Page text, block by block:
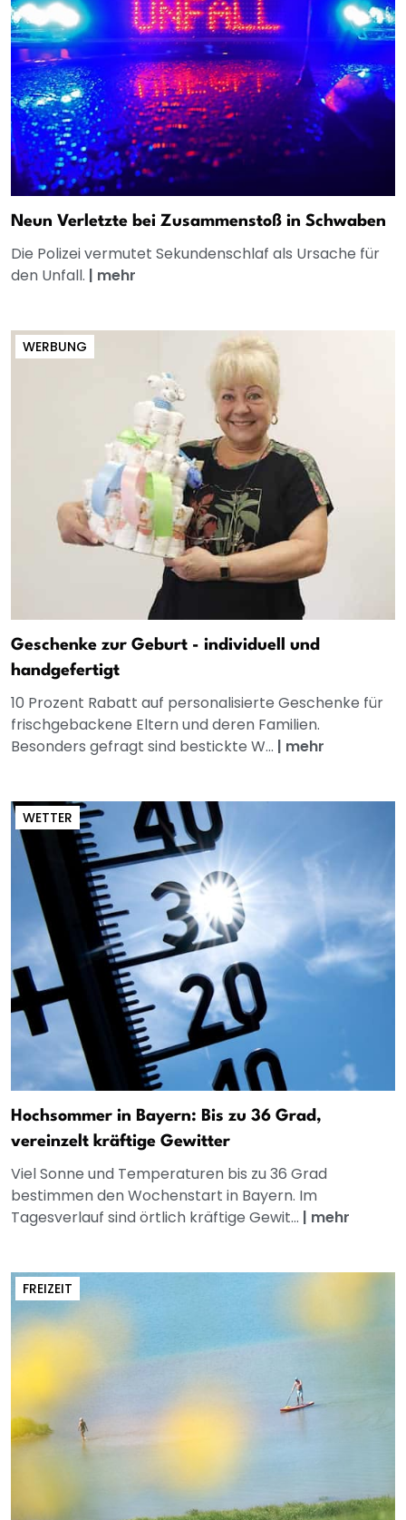
Neun Verletzte bei Zusammenstoß in Schwaben
Die Polizei vermutet Sekundenschlaf als Ursache für
den Unfall. | mehr
WERBUNG
Geschenke zur Geburt - individuell und
handgefertigt
10 Prozent Rabatt auf personalisierte Geschenke für
frischgebackene Eltern und deren Familien.
Besonders gefragt sind bestickte W... | mehr
WETTER
Hochsommer in Bayern: Bis zu 36 Grad,
vereinzelt kräftige Gewitter
Viel Sonne und Temperaturen bis zu 36 Grad
bestimmen den Wochenstart in Bayern. Im
Tagesverlauf sind örtlich kräftige Gewit... | mehr
FREIZEIT